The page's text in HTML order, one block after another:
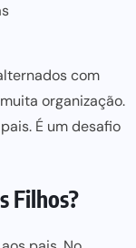
com
organização.
É um desafio
Filhos?